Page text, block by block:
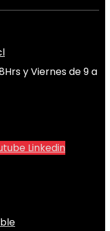
y Viernes de 9 a
Linkedin